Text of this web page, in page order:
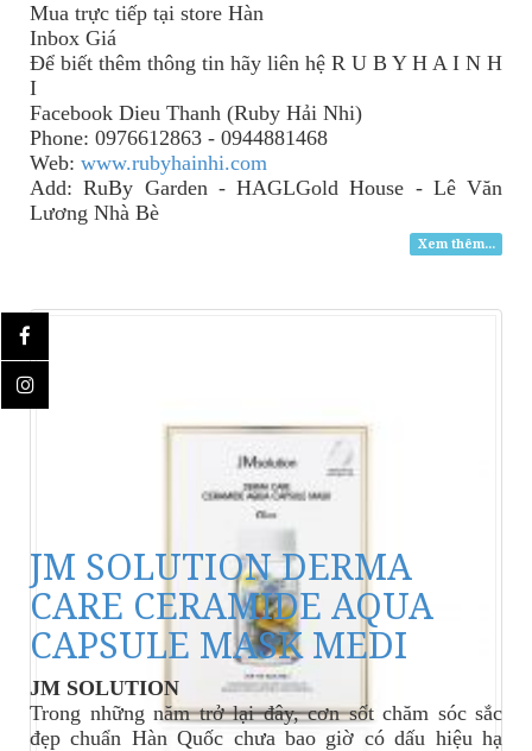
Mua trực tiếp tại store Hàn
Inbox Giá
Để biết thêm thông tin hãy liên hệ R U B Y H A I N H
I
Facebook Dieu Thanh (Ruby Hải Nhi)
Phone: 0976612863 - 0944881468
Web: www.rubyhainhi.com
Add: RuBy Garden - HAGLGold House - Lê Văn
Lương Nhà Bè
Xem thêm...
JM SOLUTION DERMA
CARE CERAMIDE AQUA
CAPSULE MASK MEDI
JM SOLUTION
Trong những năm trở lại đây, cơn sốt chăm sóc sắc
đẹp chuẩn Hàn Quốc chưa bao giờ có dấu hiệu hạ